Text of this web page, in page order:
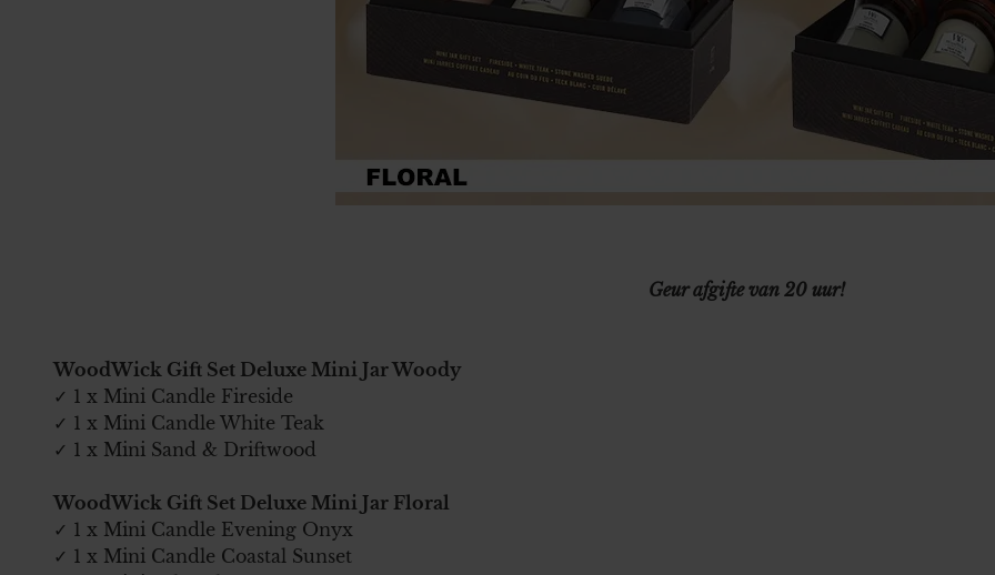
Geur afgifte van 20 uur!
WoodWick Gift Set Deluxe Mini Jar Woody
✓ 1 x Mini Candle Fireside
✓ 1 x Mini Candle White Teak
✓ 1 x Mini Sand & Driftwood
WoodWick Gift Set Deluxe Mini Jar Floral
✓ 1 x Mini Candle Evening Onyx
✓ 1 x Mini Candle Coastal Sunset